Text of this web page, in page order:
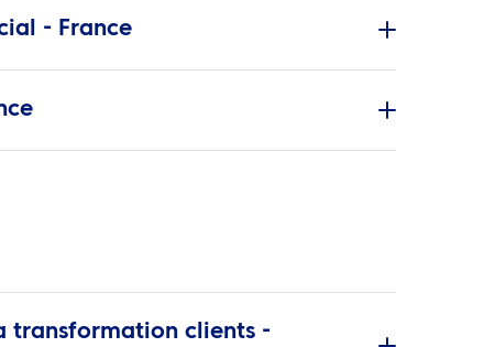
- France
transformation clients -